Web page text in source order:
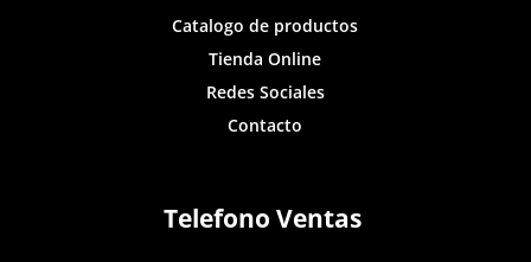
Catalogo de productos
Tienda Online
Redes Sociales
Contacto
Telefono Ventas